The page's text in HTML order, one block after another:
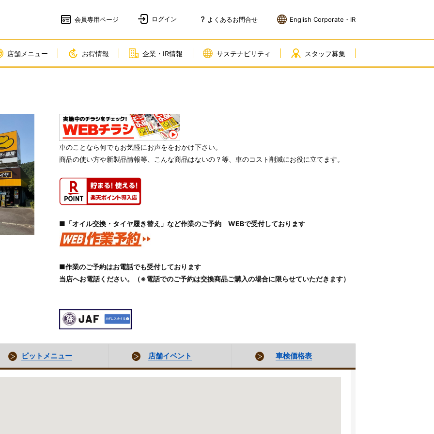
会員専用ページ よくあるお問合せ English Corporate・IR
店舗メニュー お得情報 企業・IR情報 サステナビリティ スタッフ募集
車のことなら何でもお気軽にお声ををおかけ下さい。
商品の使い方や新製品情報等、こんな商品はないの？等、車のコスト削減にお役に立てます。
■「オイル交換・タイヤ履き替え」など作業のご予約 WEBで受付しております
■作業のご予約はお電話でも受付しております
当店へお電話ください。（※電話でのご予約は交換商品ご購入の場合に限らせていただきます）
ピットメニュー 店舗イベント 車検価格表